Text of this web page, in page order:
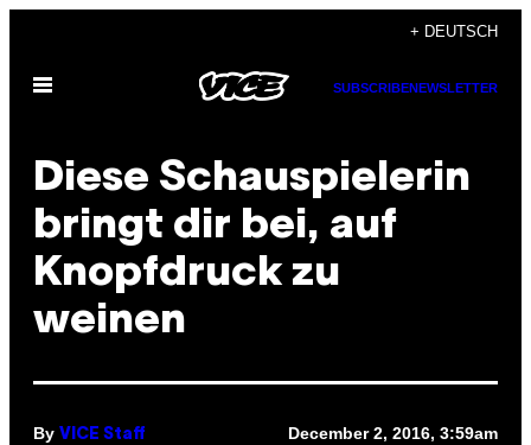
content
+ DEUTSCH
Open
SUBSCRIBENEWSLETTER
Diese Schauspielerin
bringt dir bei, auf
Knopfdruck zu
weinen
By VICE Staff December 2, 2016, 3:59am